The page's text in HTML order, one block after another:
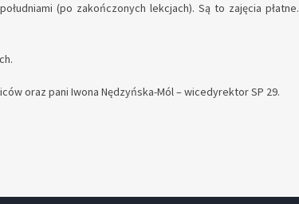
(po zakończonych lekcjach). Są to zajęcia płatne.
oraz pani Iwona Nędzyńska-Mól – wicedyrektor SP 29.